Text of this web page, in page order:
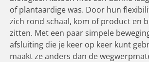
of plantaardige was. Door hun
zich rond schaal, kom of product en
zitten. Met een paar simpele
afsluiting die je keer op keer kunt
maakt ze anders dan de